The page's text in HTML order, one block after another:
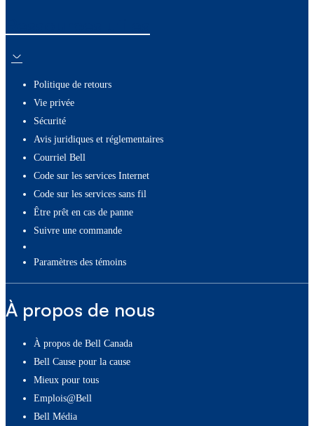
Politique de retours
Vie privée
Sécurité
Avis juridiques et réglementaires
Courriel Bell
Code sur les services Internet
Code sur les services sans fil
Être prêt en cas de panne
Suivre une commande
paramètres des témoins
À propos de nous
À propos de Bell Canada
Bell Cause pour la cause
Mieux pour tous
Emplois@Bell
Bell Média